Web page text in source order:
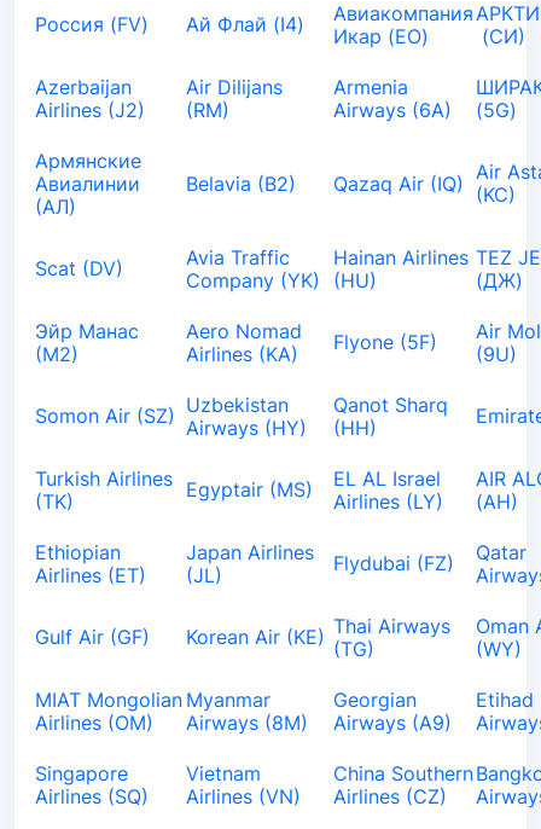
Россия (FV) Ай Флай (I4)
Авиакомпания
Икар (EO)
(СИ)
Azerbaijan
Airlines (J2)
Air Dilijans
(RM)
Armenia
Airways (6A)
(5G)
Армянские
Авиалинии
(АЛ)
Belavia (B2) Qazaq Air (IQ) Air
(KC)
Scat (DV)
Avia Traffic
Company (YK)
Hainan Airlines
(HU)
TEZ
(ДЖ)
Эйр Манас
(М2)
Aero Nomad
Airlines (KA)
Flyone (5F)
Air
(9U)
Somon Air (SZ) Uzbekistan
Airways (HY)
Qanot Sharq
(HH)
Turkish Airlines
(TK)
Egyptair (MS)
EL AL Israel
Airlines (LY)
AIR
(AH)
Ethiopian
Airlines (ET)
Japan Airlines
(JL)
Flydubai (FZ)
Qatar
Gulf Air (GF) Korean Air (KE) Thai Airways
(TG)
Oman
(WY)
MIAT Mongolian
Airlines (OM)
Myanmar
Airways (8M)
Georgian
Airways (A9)
Etihad
Singapore
Airlines (SQ)
Vietnam
Airlines (VN)
China Southern
Airlines (CZ)